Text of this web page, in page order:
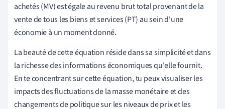
achetés (MV) est égale au revenu brut total provenant de la
vente de tous les biens et services (PT) au sein d'une
économie à un moment donné.
La beauté de cette équation réside dans sa simplicité et dans
la richesse des informations économiques qu'elle fournit.
En te concentrant sur cette équation, tu peux visualiser les
impacts des fluctuations de la masse monétaire et des
changements de politique sur les niveaux de prix et les